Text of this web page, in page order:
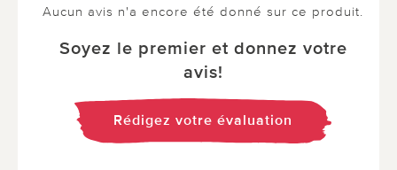
Aucun avis n'a encore été donné sur ce produit.
Soyez le premier et donnez votre
avis!
Rédigez votre évaluation